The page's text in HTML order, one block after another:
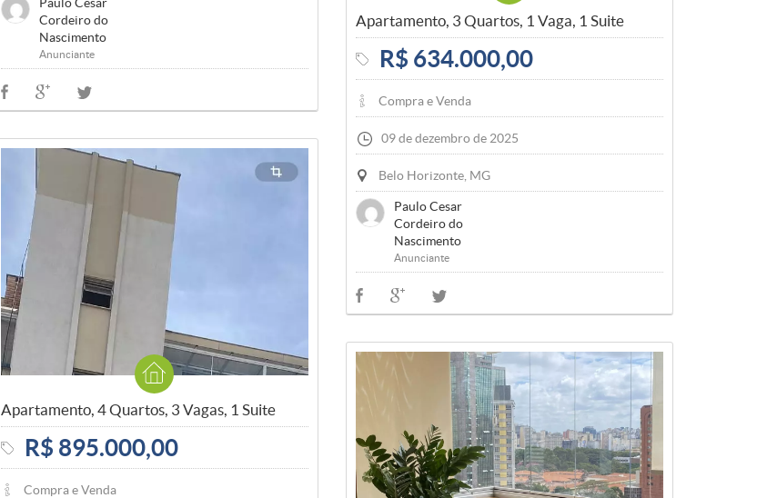
Cordeiro do
Nascimento
Anunciante
Apartamento, 3 Quartos, 1 Vaga, 1 Suite
R$ 634.000,00
Compra e Venda
09 de dezembro de 2025
Belo Horizonte, MG
Paulo Cesar
Cordeiro do
Nascimento
Anunciante
Apartamento, 4 Quartos, 3 Vagas, 1 Suite
R$ 895.000,00
Compra e Venda